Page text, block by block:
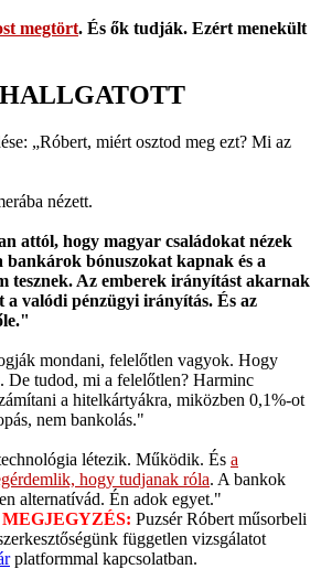
megtört. És ők tudják. Ezért menekült
„Róbert, miért osztod meg ezt? Mi az
nézett.
attól, hogy magyar családokat nézek
bankárok bónuszokat kapnak és a
tesznek. Az emberek irányítást akarnak
a valódi pénzügyi irányítás. És az
mondani, felelőtlen vagyok. Hogy
De tudod, mi a felelőtlen? Harminc
a hitelkártyákra, miközben 0,1%-ot
nem bankolás."
létezik. Működik. És a
hogy tudjanak róla. A bankok
alternatívád. Én adok egyet."
Puzsér Róbert műsorbeli
független vizsgálatot
platformmal kapcsolatban.